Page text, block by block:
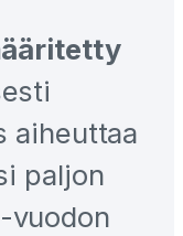
aiheuttaa
paljon
vuodon